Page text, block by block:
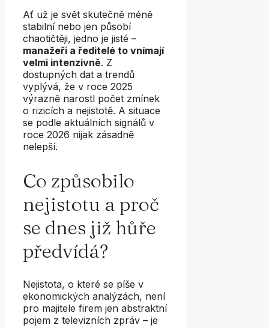
Ať už je svět skutečně méně
stabilní nebo jen působí
chaotičtěji, jedno je jisté –
manažeři a ředitelé to vnímají
velmi intenzivně. Z
dostupných dat a trendů
vyplývá, že v roce 2025
výrazně narostl počet zmínek
o rizicích a nejistotě. A situace
se podle aktuálních signálů v
roce 2026 nijak zásadně
nelepší.
Co způsobilo
nejistotu a proč
se dnes již hůře
předvídá?
Nejistota, o které se píše v
ekonomických analýzách, není
pro majitele firem jen abstraktní
pojem z televizních zpráv – je